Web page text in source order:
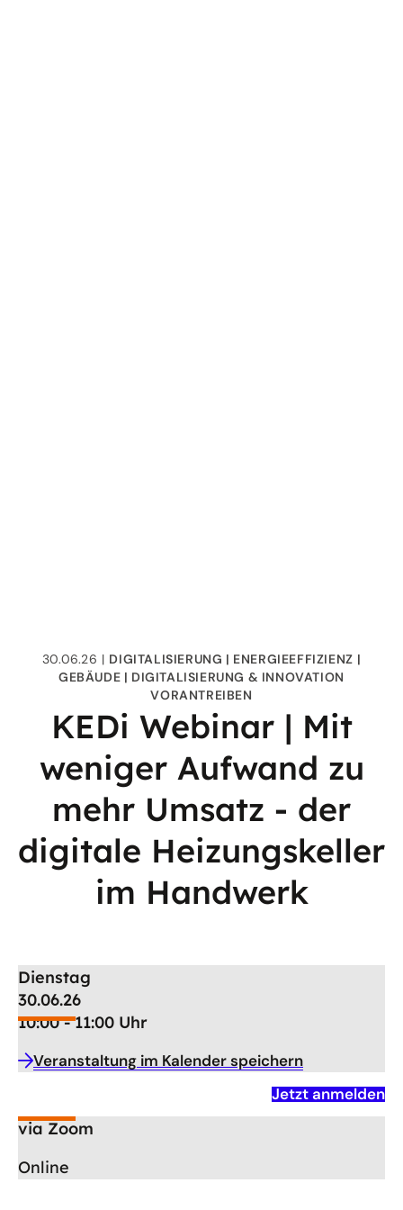
30.06.26 DIGITALISIERUNG
ENERGIEEFFIZIENZ
GEBÄUDE
DIGITALISIERUNG & INNOVATION
VORANTREIBEN
KEDi Webinar | Mit
weniger Aufwand zu
mehr Umsatz - der
digitale Heizungskeller
im Handwerk
Dienstag
30.06.26
10:00 - 11:00 Uhr
Veranstaltung im Kalender speichern
via Zoom
Online
Jetzt anmelden